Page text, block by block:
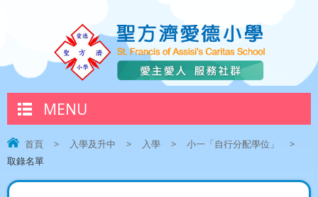
MENU
首頁 > 入學及升中 > 入學 > 小一「自行分配學位」
>
取錄名單